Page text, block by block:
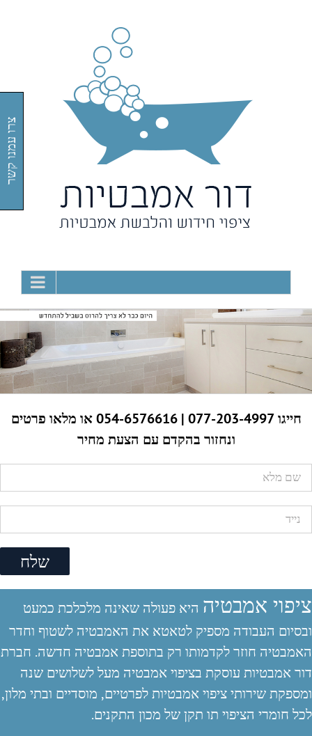
חייגו 077-203-4997 | 054-6576616 או מלאו פרטים
ונחזור בהקדם עם הצעת מחיר
ציפוי אמבטיה היא פעולה שאינה מלכלכת כמעט
ובסיום העבודה מספיק לטאטא את האמבטיה לשטוף וחדר
האמבטיה חוזר לקדמותו רק בתוספת אמבטיה חדשה. חברת
דור אמבטיות עוסקת בציפוי אמבטיה מעל לשלושים שנה
ומספקת שירותי ציפוי אמבטיות לפרטיים, מוסדיים ובתי מלון,
לכל חומרי הציפוי תו תקן של מכון התקנים.
צרו עמנו קשר